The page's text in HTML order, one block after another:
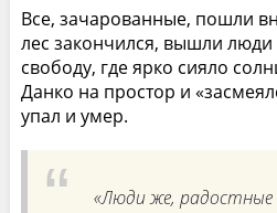
Все, зачарованные, пошли
лес закончился, вышли люди
свободу, где ярко сияло
Данко на простор и
упал и умер.
«Люди же, радостные